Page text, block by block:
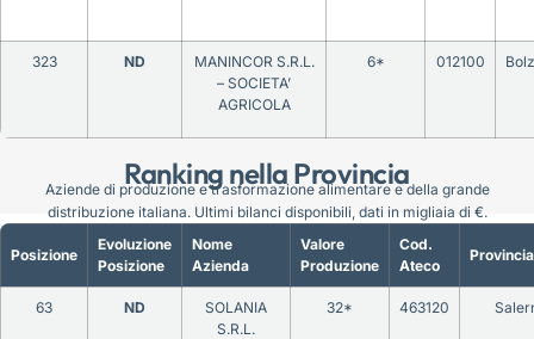
Ranking nella Provincia
323 ND
MANINCOR S.R.L.
– SOCIETA’
AGRICOLA
6* 012100
Posizione
Evoluzione
Posizione
Nome
Azienda
Valore
Produzione
Cod.
Ateco
Provincia
63 ND
SOLANIA
S.R.L.
32* 463120
Aziende di produzione e trasformazione alimentare e della grande
distribuzione italiana. Ultimi bilanci disponibili, dati in migliaia di €.